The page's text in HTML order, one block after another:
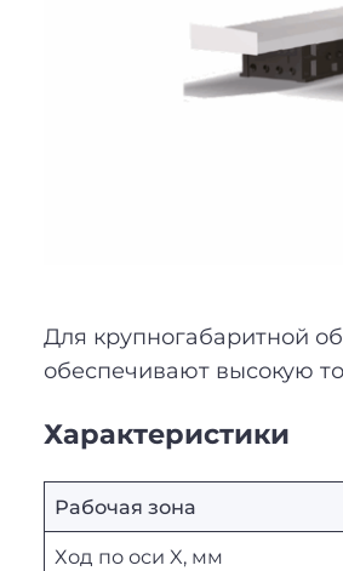
Для крупногабаритной
обеспечивают высокую
Характеристики
Рабочая зона
Ход по оси X, мм